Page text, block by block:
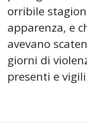
orribile
apparenza, e
avevano
giorni di
presenti e